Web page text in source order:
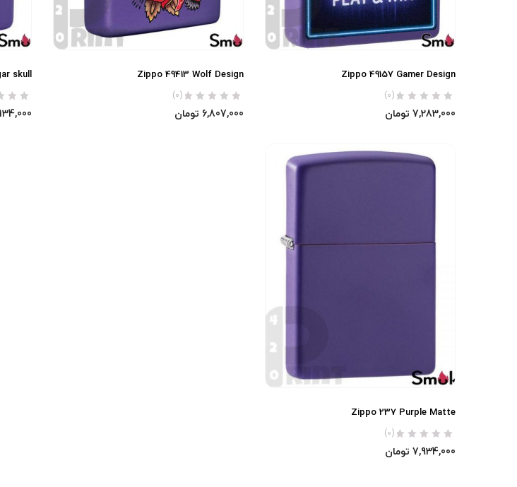
Zippo 49157 Gamer Design
(0)
7,283,000 تومان
Zippo 49413 Wolf Design
(0)
6,807,000 تومان
skull
Zippo 237 Purple Matte
(0)
7,934,000 تومان